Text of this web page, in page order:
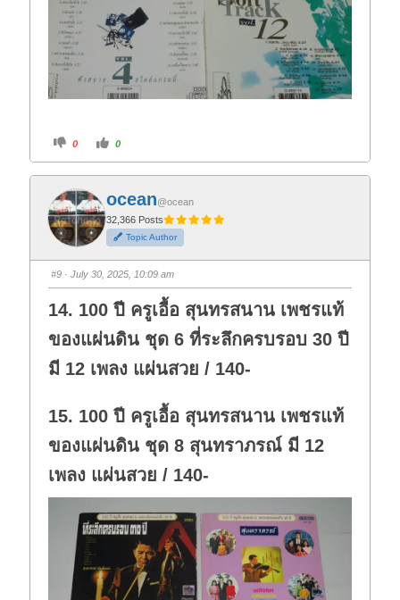
C
i
k
f
o
r
t
h
u
m
b
d
o
n
.
0
C
i
k
o
r
t
h
u
m
b
u
p
0
ocean@ocean
32,366 Posts
Topic Author
#9 · July 30, 2025, 10:09 am
14. 100 ปี ครูเอื้อ สุนทรสนาน เพชรแท้
ของแผ่นดิน ชุด 6 ที่ระลึกครบรอบ 30 ปี
มี 12 เพลง แผ่นสวย / 140-
15. 100 ปี ครูเอื้อ สุนทรสนาน เพชรแท้
ของแผ่นดิน ชุด 8 สุนทราภรณ์ มี 12
เพลง แผ่นสวย / 140-